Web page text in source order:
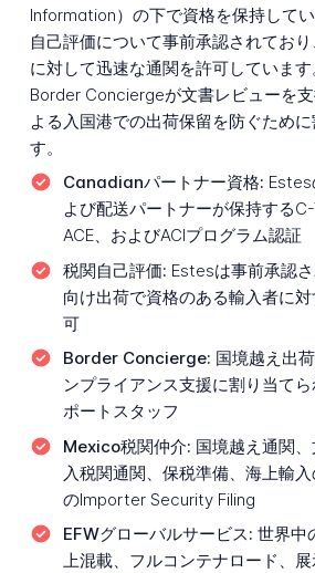
Information）の下で資格を保持して
自己評価について事前承認されてお
に対して迅速な通関を許可していま
Border Conciergeが文書レビューを
よる入国港での出荷保留を防ぐため
す。
Canadianパートナー資格:
よび配送パートナーが保持するC-
ACE、およびACIプログラム認証
税関自己評価: Estesは事前承認
向け出荷で資格のある輸入者に
可
Border Concierge: 国境越え出
ンプライアンス支援に割り当て
ポートスタッフ
Mexico税関仲介: 国境越え通関
入税関通関、保税準備、海上輸
のImporter Security Filing
EFWグローバルサービス: 世界中
上混載、フルコンテナロード、